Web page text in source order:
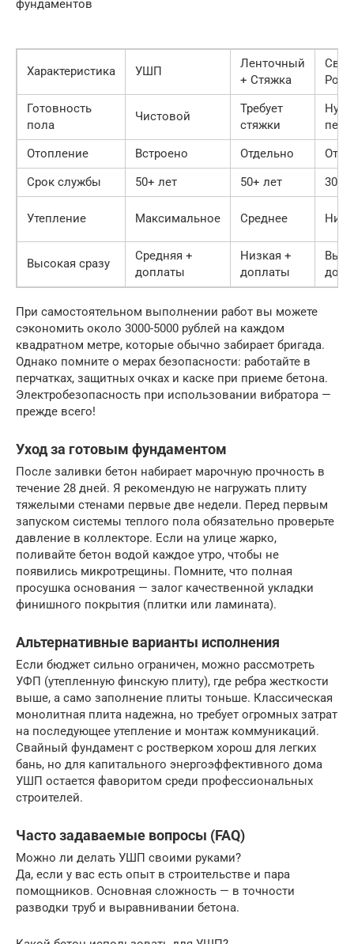
фундаментов
Характеристика УШП
Ленточный
+ Стяжка
Готовность
пола
Чистовой
Требует
стяжки
Отопление
Встроено Отдельно
Срок службы
50+ лет 50+ лет 30-
Утепление Максимальное Среднее
Высокая сразу
Средняя +
доплаты
Низкая +
доплаты
При самостоятельном выполнении работ вы можете
сэкономить около 3000-5000 рублей на каждом
квадратном метре, которые обычно забирает бригада.
Однако помните о мерах безопасности: работайте в
перчатках, защитных очках и каске при приеме бетона.
Электробезопасность при использовании вибратора —
прежде всего!
Уход за готовым фундаментом
После заливки бетон набирает марочную прочность в
течение 28 дней. Я рекомендую не нагружать плиту
тяжелыми стенами первые две недели. Перед первым
запуском системы теплого пола обязательно проверьте
давление в коллекторе. Если на улице жарко,
поливайте бетон водой каждое утро, чтобы не
появились микротрещины. Помните, что полная
просушка основания — залог качественной укладки
финишного покрытия (плитки или ламината).
Альтернативные варианты исполнения
Если бюджет сильно ограничен, можно рассмотреть
УФП (утепленную финскую плиту), где ребра жесткости
выше, а само заполнение плиты тоньше. Классическая
монолитная плита надежна, но требует огромных затрат
на последующее утепление и монтаж коммуникаций.
Свайный фундамент с ростверком хорош для легких
бань, но для капитального энергоэффективного дома
УШП остается фаворитом среди профессиональных
строителей.
Часто задаваемые вопросы (FAQ)
Можно ли делать УШП своими руками?
Да, если у вас есть опыт в строительстве и пара
помощников. Основная сложность — в точности
разводки труб и выравнивании бетона.